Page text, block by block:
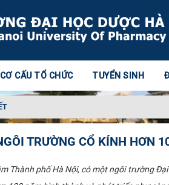
CƠ CẤU TỔ CHỨC TUYỂN SINH
TRƯỜNG CỔ KÍNH HƠN
Thành phố Hà Nội, có một ngôi trường